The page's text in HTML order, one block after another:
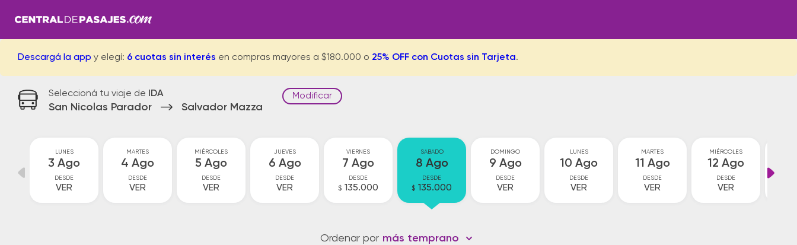
Descargá la app y elegí: 6 cuotas sin interés en compras mayores a $180.000 o 25% OFF con Cuotas sin Tarjeta.
Seleccioná tu viaje de IDA
San Nicolas Parador Salvador Mazza
Modificar
LUNES
3 Ago
DESDE
VER
MARTES
4 Ago
DESDE
VER
MIÉRCOLES
5 Ago
DESDE
VER
JUEVES
6 Ago
DESDE
VER
VIERNES
7 Ago
DESDE
$ 135.000
SABADO
8 Ago
DESDE
$ 135.000
DOMINGO
9 Ago
DESDE
VER
LUNES
10 Ago
DESDE
VER
MARTES
11 Ago
DESDE
VER
MIÉRCOLES
12 Ago
DESDE
VER
Ordenar por más temprano